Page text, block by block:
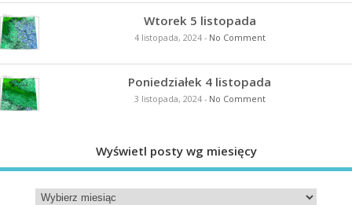
Wtorek 5 listopada
4 listopada, 2024- No Comment
Poniedziałek 4 listopada
3 listopada, 2024- No Comment
Wyświetl posty wg miesięcy